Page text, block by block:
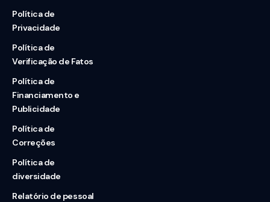
Política de
Privacidade
Política de
Verificação de Fatos
Política de
Financiamento e
Publicidade
Política de
Correções
Política de
diversidade
Relatório de pessoal